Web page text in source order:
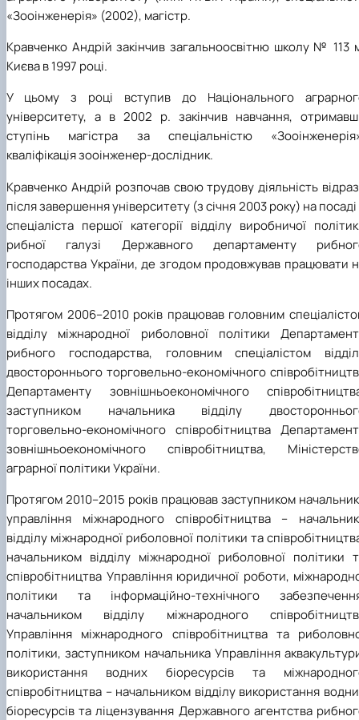
«Зооінженерія» (2002), магістр.
Кравченко Андрій закінчив загальноосвітню школу № 113
Києва в 1997 році.
У цьому з році вступив до
Національного
університету, а в 2002 р. закінчив навчання,
ступінь магістра за спеціальністю
кваліфікація зооінженер-дослідник.
Кравченко Андрій розпочав свою трудову діяльність
після завершення університету (з січня 2003 року) на посаді
спеціаліста першої категорії відділу виробничої
рибної галузі Державного департаменту
господарства України, де згодом продовжував працювати
інших посадах.
Протягом 2006–2010 років працював головним
відділу міжнародної риболовної політики
рибного господарства, головним спеціалістом
двостороннього торговельно-економічного
Департаменту зовнішньоекономічного
заступником начальника відділу
торговельно-економічного співробітництва
зовнішньоекономічного співробітництва,
аграрної політики України.
Протягом 2010–2015 років працював заступником
управління міжнародного співробітництва –
відділу міжнародної риболовної політики та
начальником відділу міжнародної риболовної політики
співробітництва Управління юридичної роботи,
політики та інформаційно-технічного
начальником відділу міжнародного
Управління міжнародного співробітництва та
політики, заступником начальника Управління
використання водних біоресурсів та
співробітництва – начальником відділу використання
біоресурсів та ліцензування Державного агентства